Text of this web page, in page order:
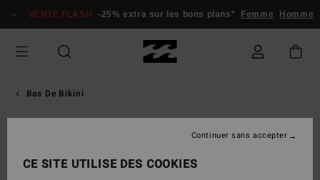
VENTE FLASH -25% extra sur les bons plans* Femme Homme
Bas De Bikini
CE SITE UTILISE DES COOKIES
Continuer sans accepter